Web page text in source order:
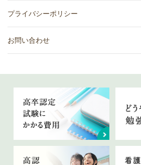
プライバシーポリシー
お問い合わせ